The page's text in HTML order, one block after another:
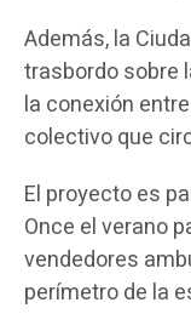
Además, la
trasbordo sobre
la conexión
colectivo que
El proyecto es
Once el verano
vendedores
perímetro de la